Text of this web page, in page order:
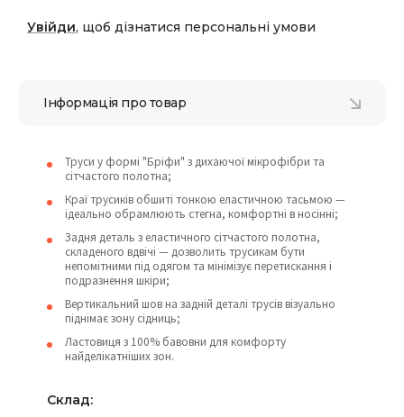
Увійди, щоб дізнатися персональні умови
Інформація про товар
Труси у формі "Бріфи" з дихаючої мікрофібри та
сітчастого полотна;
Краї трусиків обшиті тонкою еластичною тасьмою —
ідеально обрамлюють стегна, комфортні в носінні;
Задня деталь з еластичного сітчастого полотна,
складеного вдвічі — дозволить трусикам бути
непомітними під одягом та мінімізує перетискання і
подразнення шкіри;
Вертикальний шов на задній деталі трусів візуально
піднімає зону сідниць;
Ластовиця з 100% бавовни для комфорту
найделікатніших зон.
Склад: